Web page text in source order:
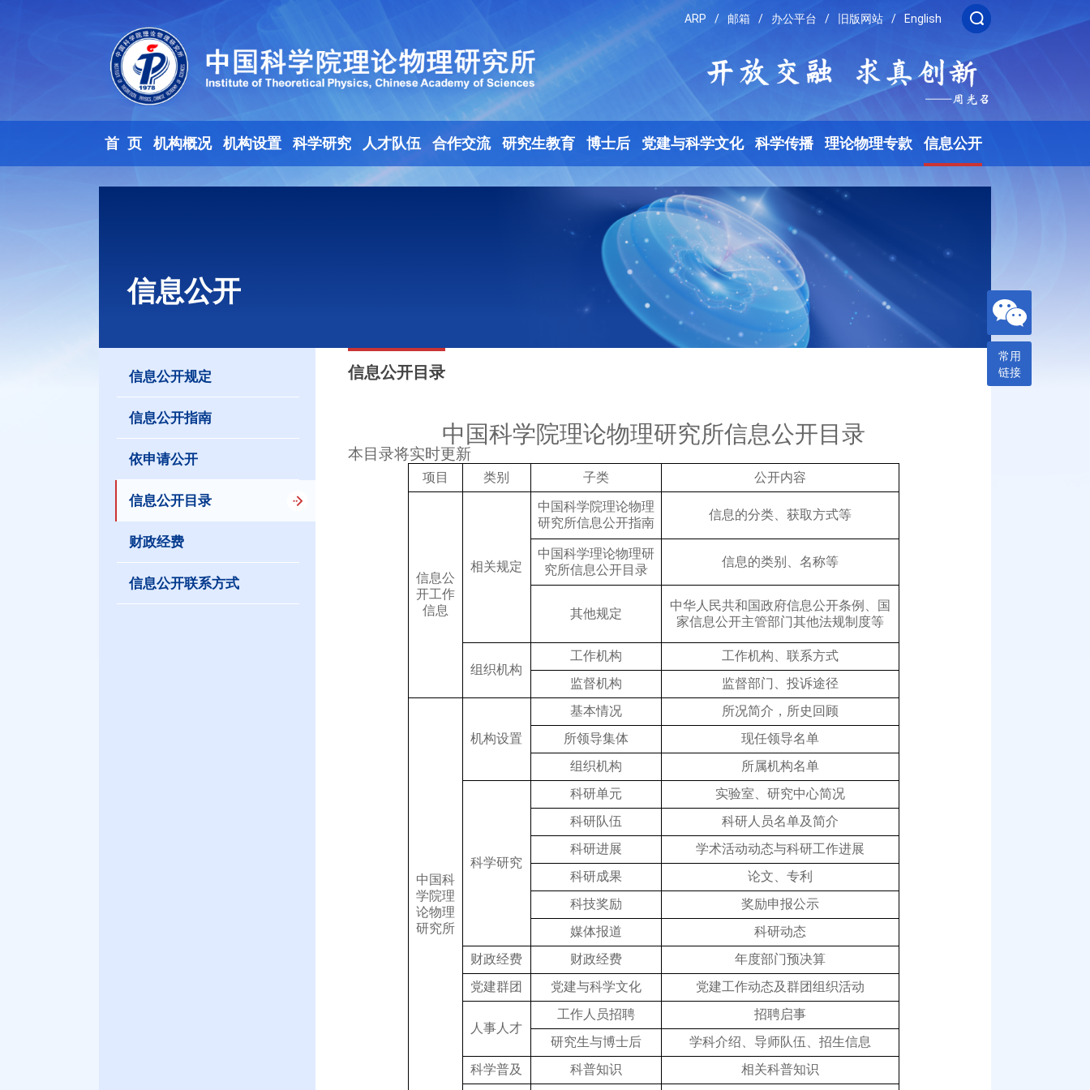
ARP / 邮箱 / 办公平台 / 旧版网站 / English
首 页 机构概况 机构设置 科学研究 人才队伍 合作交流 研究生教育 博士后 党建与科学文化 科学传播 理论物理专款 信息公开
信息公开
信息公开规定
信息公开指南
依申请公开
信息公开目录
财政经费
信息公开联系方式
信息公开目录
中国科学院理论物理研究所信息公开目录
本目录将实时更新
项目 类别 子类 公开内容
信息公
开工作
信息
相关规定
中国科学院理论物理
研究所信息公开指南
信息的分类、获取方式等
中国科学理论物理研
究所信息公开目录
信息的类别、名称等
其他规定
中华人民共和国政府信息公开条例、国
家信息公开主管部门其他法规制度等
组织机构
工作机构
工作机构、联系方式
监督机构
监督部门、投诉途径
中国科
学院理
论物理
研究所
机构设置
基本情况
所况简介，所史回顾
所领导集体
现任领导名单
组织机构
所属机构名单
科学研究
科研单元
实验室、研究中心简况
科研队伍
科研人员名单及简介
科研进展
学术活动动态与科研工作进展
科研成果
论文、专利
科技奖励
奖励申报公示
媒体报道
科研动态
财政经费
财政经费
年度部门预决算
党建群团
党建与科学文化 党建工作动态及群团组织活动
人事人才
工作人员招聘
招聘启事
研究生与博士后
学科介绍、导师队伍、招生信息
科学普及
科普知识 相关科普知识
常用
链接